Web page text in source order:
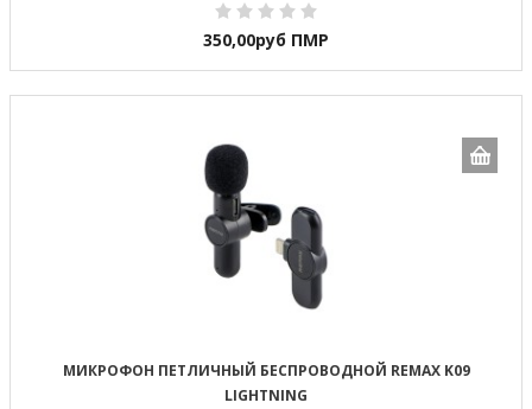
350,00руб ПМР
МИКРОФОН ПЕТЛИЧНЫЙ БЕСПРОВОДНОЙ REMAX K09
LIGHTNING